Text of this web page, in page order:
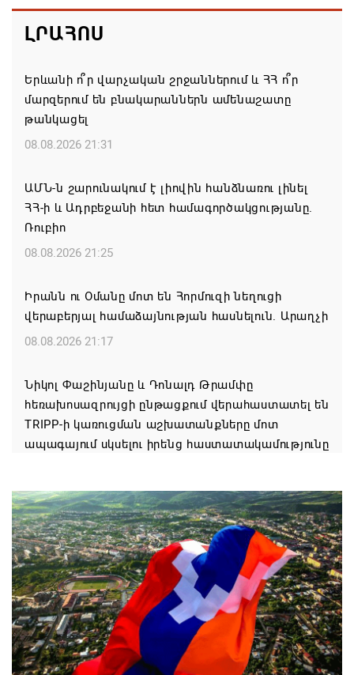
ԼՐԱՀՈՍ
Երևանի ո՞ր վարչական շրջաններում և ՀՀ ո՞ր
մարզերում են բնակարաններն ամենաշատը
թանկացել
08.08.2026 21:31
ԱՄՆ-ն շարունակում է լիովին հանձնառու լինել
ՀՀ-ի և Ադրբեջանի հետ համագործակցությանը.
Ռուբիո
08.08.2026 21:25
Իրանն ու Օմանը մոտ են Հորմուզի նեղուցի
վերաբերյալ համաձայնության հասնելուն. Արաղչի
08.08.2026 21:17
Նիկոլ Փաշինյանը և Դոնալդ Թրամփը
հեռախոսազրույցի ընթացքում վերահաստատել են
TRIPP-ի կառուցման աշխատանքները մոտ
ապագայում սկսելու իրենց հաստատակամությունը
Փաշինյանն ու Ալիևը հեռախոսազրույց են ունեցել․
քննարկվել է TRIPP երթուղու նախագծի
իրականացումը
08.08.2026 12:32
Մաքսիմ Հակոբյանն այսօր կդառնար 77
տարեկան
08.08.2026 09:40